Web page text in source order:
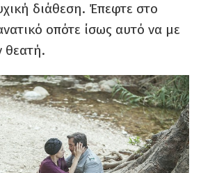
διάθεση. Έπεφτε στο
οπότε ίσως αυτό να με
θεατή.